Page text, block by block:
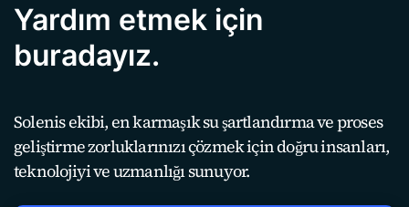
Yardım etmek için
buradayız.
Solenis ekibi, en karmaşık su şartlandırma ve proses
geliştirme zorluklarınızı çözmek için doğru insanları,
teknolojiyi ve uzmanlığı sunuyor.